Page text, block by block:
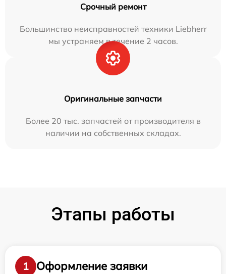
Срочный ремонт
Большинство неисправностей техники Liebherr
мы устраняем в течение 2 часов.
Оригинальные запчасти
Более 20 тыс. запчастей от производителя в
наличии на собственных складах.
Этапы работы
1
Оформление заявки